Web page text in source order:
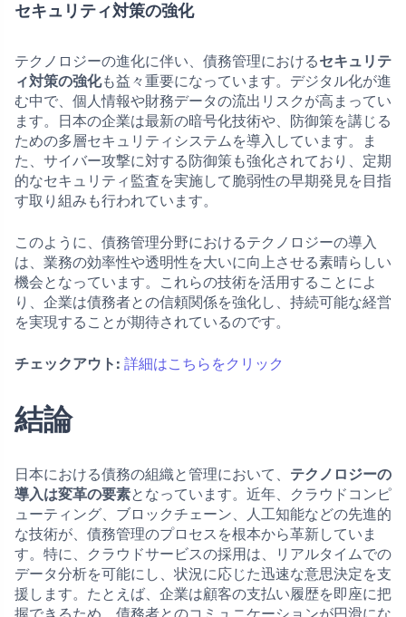
セキュリティ対策の強化
テクノロジーの進化に伴い、債務管理におけるセキュリテ
ィ対策の強化も益々重要になっています。デジタル化が進
む中で、個人情報や財務データの流出リスクが高まってい
ます。日本の企業は最新の暗号化技術や、防御策を講じる
ための多層セキュリティシステムを導入しています。ま
た、サイバー攻撃に対する防御策も強化されており、定期
的なセキュリティ監査を実施して脆弱性の早期発見を目指
す取り組みも行われています。
このように、債務管理分野におけるテクノロジーの導入
は、業務の効率性や透明性を大いに向上させる素晴らしい
機会となっています。これらの技術を活用することによ
り、企業は債務者との信頼関係を強化し、持続可能な経営
を実現することが期待されているのです。
チェックアウト: 詳細はこちらをクリック
結論
日本における債務の組織と管理において、 テクノロジーの
導入は変革の要素となっています。近年、クラウドコンピ
ューティング、ブロックチェーン、人工知能などの先進的
な技術が、債務管理のプロセスを根本から革新していま
す。特に、クラウドサービスの採用は、リアルタイムでの
データ分析を可能にし、状況に応じた迅速な意思決定を支
援します。たとえば、企業は顧客の支払い履歴を即座に把